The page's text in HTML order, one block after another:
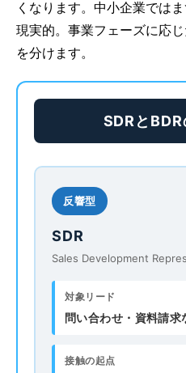
くなります。中小企業では
現実的。事業フェーズに応
を分けます。
SDRと
反響型
SDR
Sales Development
対象リード
問い合わせ・資料請求
接触の起点